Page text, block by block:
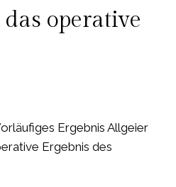
operative
Ergebnis Allgeier
Ergebnis des